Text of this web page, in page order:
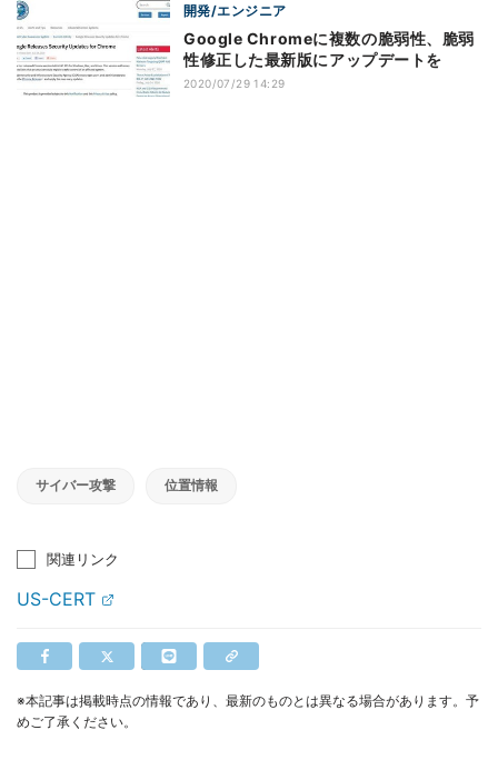
開発/エンジニア
Google Chromeに複数の脆弱性、脆弱
性修正した最新版にアップデートを
2020/07/29 14:29
サイバー攻撃 位置情報
関連リンク
US-CERT
※本記事は掲載時点の情報であり、最新のものとは異なる場合があります。予
めご了承ください。